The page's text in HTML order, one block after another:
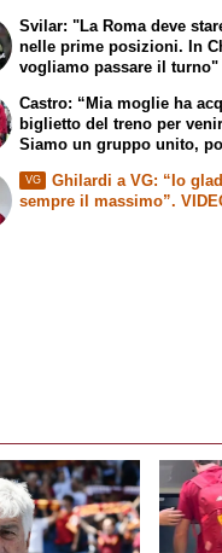
Svilar: "La Roma deve
nelle prime posizioni. In
vogliamo passare il turno"
Castro: “Mia moglie ha
biglietto del treno per
Siamo un gruppo unito,
VG
Ghilardi a VG: “Io
sempre il massimo”.